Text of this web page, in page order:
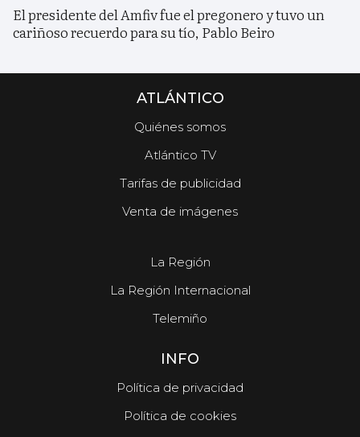
El presidente del Amfiv fue el pregonero y tuvo un
cariñoso recuerdo para su tío, Pablo Beiro
ATLÁNTICO
Quiénes somos
Atlántico TV
Tarifas de publicidad
Venta de imágenes
La Región
La Región Internacional
Telemiño
INFO
Política de privacidad
Política de cookies